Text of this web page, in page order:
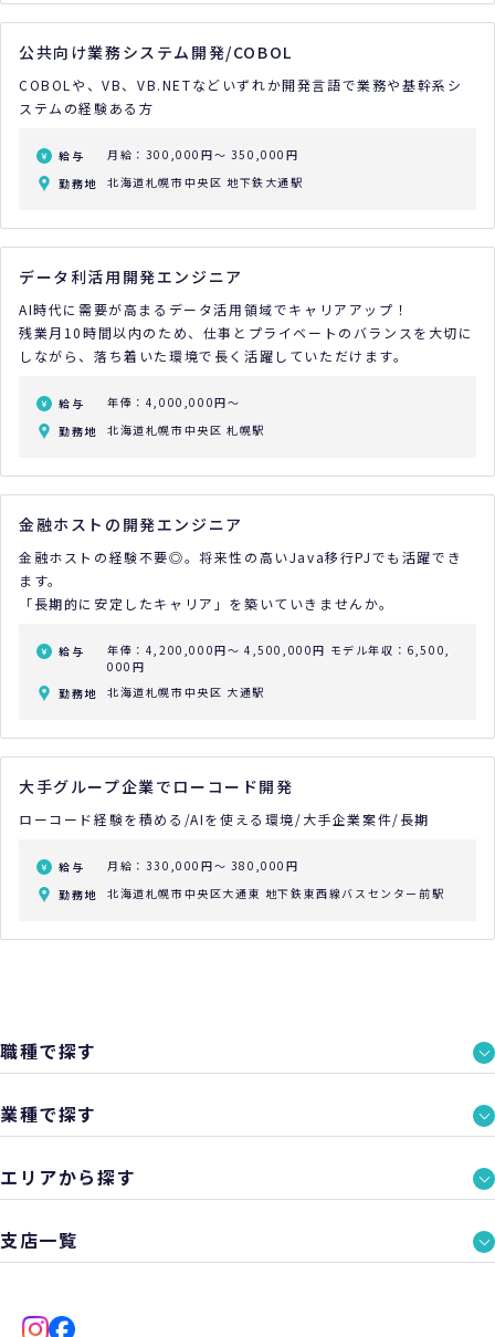
公共向け業務システム開発/COBOL
COBOLや、VB、VB.NETなどいずれか開発言語で業務や基幹系シ
ステムの経験ある方
給与
月給：300,000円～ 350,000円
勤務地
北海道札幌市中央区 地下鉄大通駅
データ利活用開発エンジニア
AI時代に需要が高まるデータ活用領域でキャリアアップ！
残業月10時間以内のため、仕事とプライベートのバランスを大切に
しながら、落ち着いた環境で長く活躍していただけます。
給与
年俸：4,000,000円～
勤務地
北海道札幌市中央区 札幌駅
金融ホストの開発エンジニア
金融ホストの経験不要◎。将来性の高いJava移行PJでも活躍でき
ます。
「長期的に安定したキャリア」を築いていきませんか。
給与 年俸：4,200,000円～ 4,500,000円 モデル年収：6,500,
000円
勤務地
北海道札幌市中央区 大通駅
大手グループ企業でローコード開発
ローコード経験を積める/AIを使える環境/大手企業案件/長期
給与
月給：330,000円～ 380,000円
勤務地
北海道札幌市中央区大通東 地下鉄東西線バスセンター前駅
職種で探す
業種で探す
エリアから探す
支店一覧